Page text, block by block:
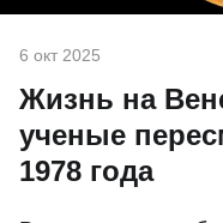
6 окт 2025
Жизнь на
ученые
1978 года